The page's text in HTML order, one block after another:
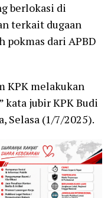
berlokasi di
terkait dugaan
pokmas dari APBD
KPK melakukan
kata jubir KPK Budi
Selasa (1/7/2025).